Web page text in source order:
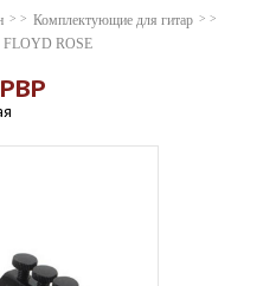
Комплектующие для гитар
FLOYD ROSE